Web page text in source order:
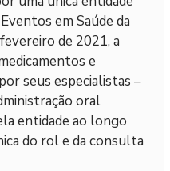
em Saúde da
de 2021, a
e
seus especialistas –
oral
entidade ao longo
do rol e da consulta